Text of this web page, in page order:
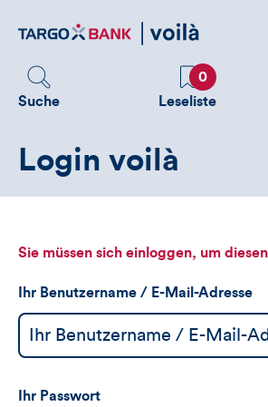
zum
Suche
Favoriten
0
Leseliste
Login voilà
Sie müssen sich einloggen, um
Ihr Benutzername / E-Mail-Adresse
Ihr Passwort